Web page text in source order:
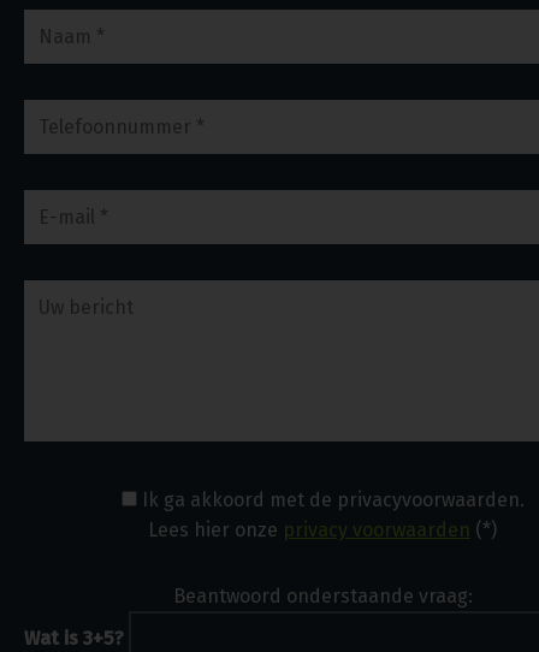
Ik ga akkoord met de privacyvoorwaarden.
Lees hier onze privacy voorwaarden (*)
Beantwoord onderstaande vraag:
Wat is 3+5?